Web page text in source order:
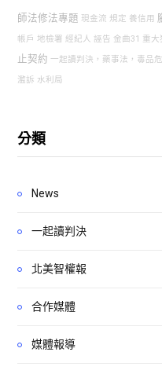
師法修法專題 現金流 規定 養信用
帳戶 地檢署 經紀人 誣告 金曲31 重大
止契約 一起讀判決，藥事法，毒品
濫訴 水利局
分類
News
一起讀判決
北美智權報
合作媒體
媒體報導